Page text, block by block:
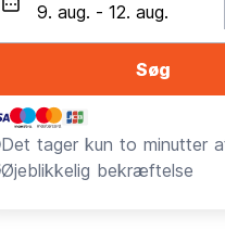
Søg
Det tager kun to minutter
Øjeblikkelig bekræftelse